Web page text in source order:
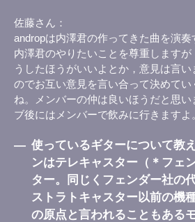
佐藤さん
andropは内澤君の作ってきた曲を演
内澤君のやりたいことを尊重しますが
うしたほうがいいよとか，意見は言
のでお互い意見を言い合って決めて
ね。メンバーの仲は良いほうだと思い
ブ後にはメンバーで飲みに行きますよ
― 使っているギターについて教
ンはテレキャスター（＊フェ
ター。同じくフェンダー社の
ストラトキャスター以前の機
の原点と言われることもある